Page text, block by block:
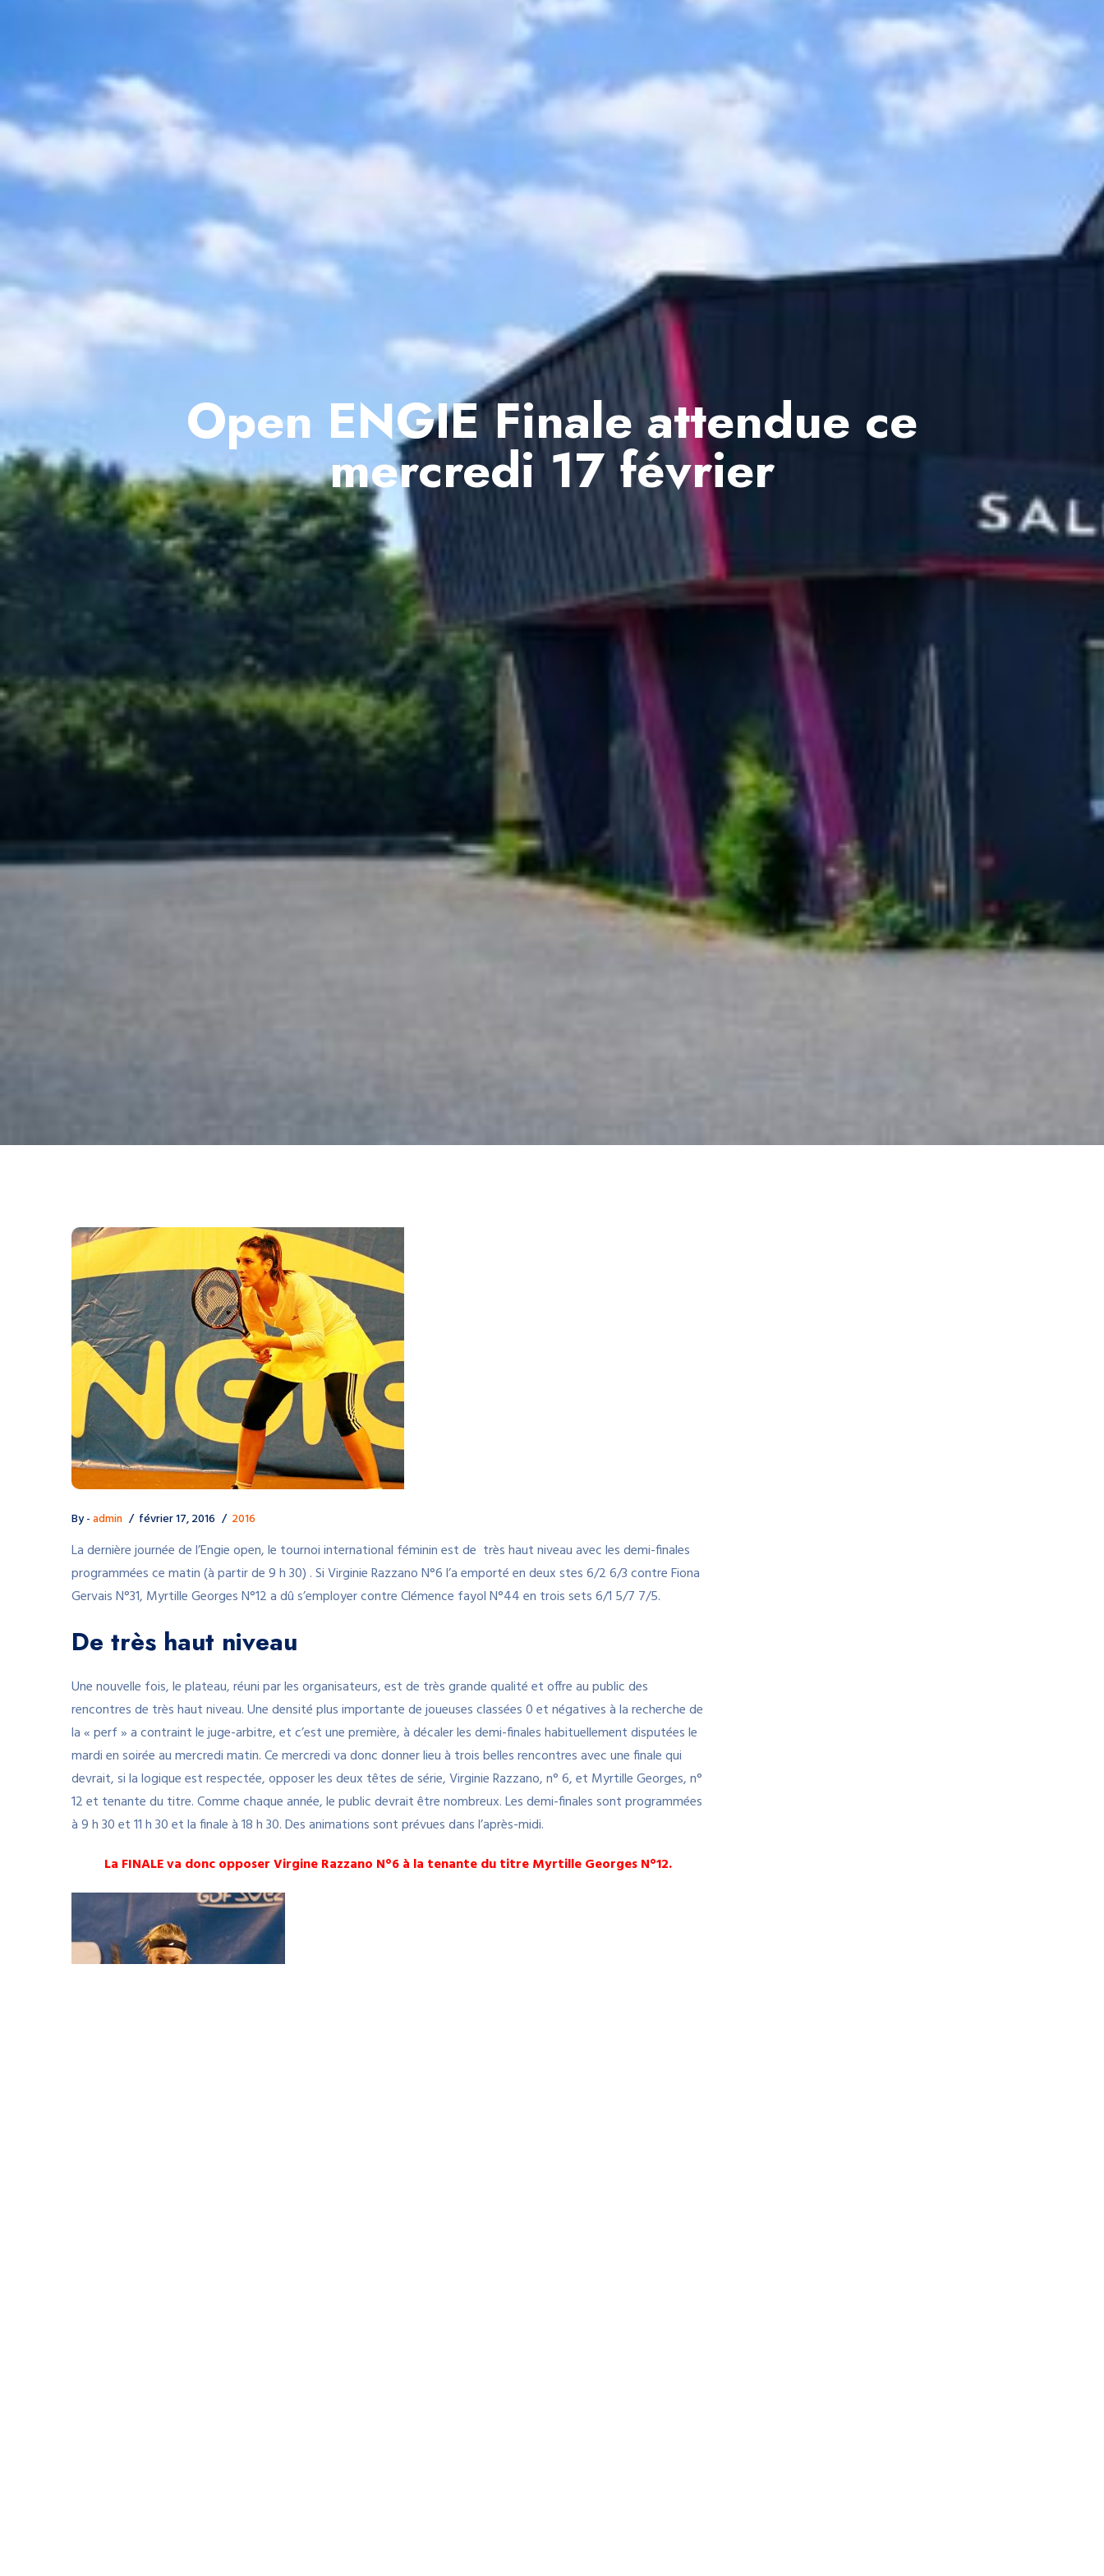
Open ENGIE Finale attendue ce
mercredi 17 février
By -admin février 17, 2016 2016
La dernière journée de l’Engie open, le tournoi international féminin est de très haut niveau avec les demi-finales
programmées ce matin (à partir de 9 h 30) . Si Virginie Razzano N°6 l’a emporté en deux stes 6/2 6/3 contre Fiona
Gervais N°31, Myrtille Georges N°12 a dû s’employer contre Clémence fayol N°44 en trois sets 6/1 5/7 7/5.
De très haut niveau
Une nouvelle fois, le plateau, réuni par les organisateurs, est de très grande qualité et offre au public des
rencontres de très haut niveau. Une densité plus importante de joueuses classées 0 et négatives à la recherche de
la « perf » a contraint le juge-arbitre, et c’est une première, à décaler les demi-finales habituellement disputées le
mardi en soirée au mercredi matin. Ce mercredi va donc donner lieu à trois belles rencontres avec une finale qui
devrait, si la logique est respectée, opposer les deux têtes de série, Virginie Razzano, n° 6, et Myrtille Georges, n°
12 et tenante du titre. Comme chaque année, le public devrait être nombreux. Les demi-finales sont programmées
à 9 h 30 et 11 h 30 et la finale à 18 h 30. Des animations sont prévues dans l’après-midi.
La FINALE va donc opposer Virgine Razzano N°6 à la tenante du titre Myrtille Georges N°12.